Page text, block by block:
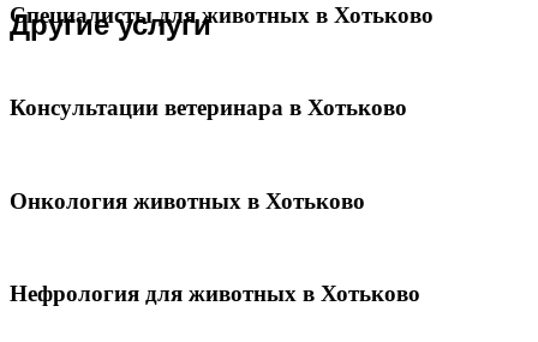
Другие услуги
Специалисты для животных в Хотьково
Консультации ветеринара в Хотьково
Онкология животных в Хотьково
Нефрология для животных в Хотьково